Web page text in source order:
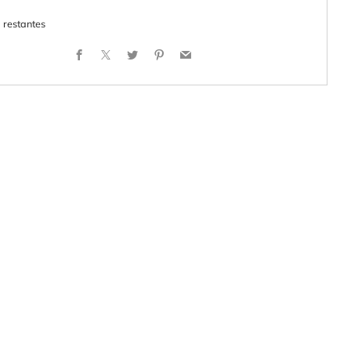
restantes
Facebook
X TwitterPinterest
Email